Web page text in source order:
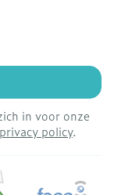
in voor onze
privacy policy.